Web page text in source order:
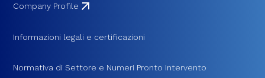
Company Profile
Informazioni legali e certificazioni
Normativa di Settore e Numeri Pronto Intervento